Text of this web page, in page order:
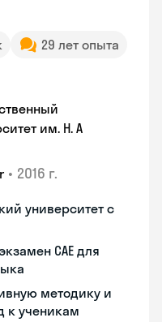
29 лет опыта
им. Н. А
• 2016 г.
университет с
CAE для
методику и
к ученикам